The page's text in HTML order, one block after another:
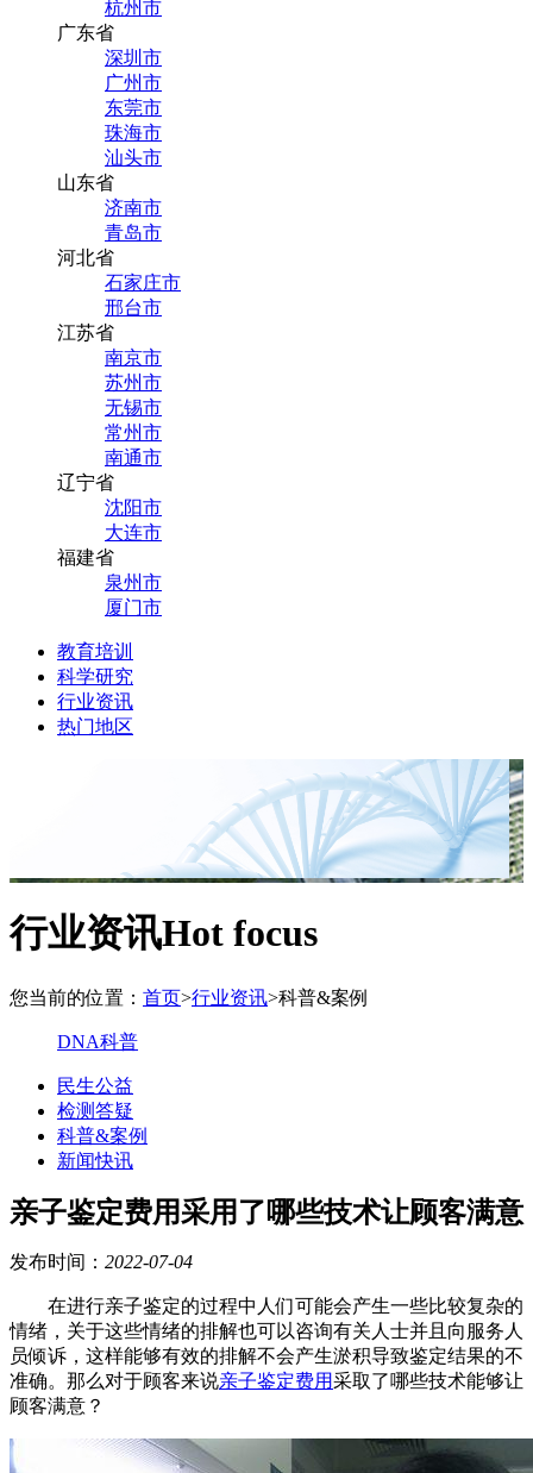
杭州市
广东省
深圳市
广州市
东莞市
珠海市
汕头市
山东省
济南市
青岛市
河北省
石家庄市
邢台市
江苏省
南京市
苏州市
无锡市
常州市
南通市
辽宁省
沈阳市
大连市
福建省
泉州市
厦门市
教育培训
科学研究
行业资讯
热门地区
行业资讯Hot focus
您当前的位置： 首页>行业资讯>科普&案例
DNA科普
民生公益
检测答疑
科普&案例
新闻快讯
亲子鉴定费用采用了哪些技术让顾客满意
发布时间： 2022-07-04
在进行亲子鉴定的过程中人们可能会产生一些比较复杂的
情绪，关于这些情绪的排解也可以咨询有关人士并且向服务人
员倾诉，这样能够有效的排解不会产生淤积导致鉴定结果的不
准确。那么对于顾客来说亲子鉴定费用采取了哪些技术能够让
顾客满意？